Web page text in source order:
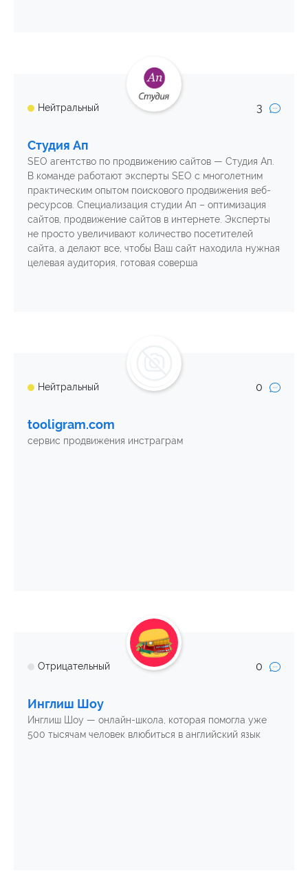
Нейтральный 3
Студия Ап
SEO агентство по продвижению сайтов — Студия Ап.
В команде работают эксперты SEO c многолетним
практическим опытом поискового продвижения веб-
ресурсов. Специализация студии Ап – оптимизация
сайтов, продвижение сайтов в интернете. Эксперты
не просто увеличивают количество посетителей
сайта, а делают все, чтобы Ваш сайт находила нужная
целевая аудитория, готовая соверша
Нейтральный 0
tooligram.com
сервис продвижения инстраграм
Отрицательный 0
Инглиш Шоу
Инглиш Шоу — онлайн-школа, которая помогла уже
500 тысячам человек влюбиться в английский язык